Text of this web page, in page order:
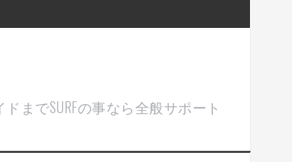
までSURFの事なら全般サポート